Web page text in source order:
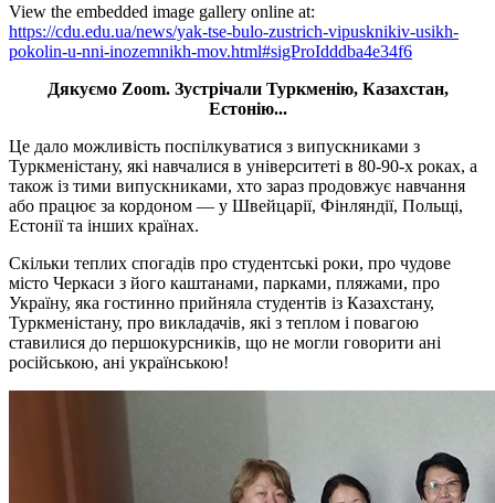
View the embedded image gallery online at:
https://cdu.edu.ua/news/yak-tse-bulo-zustrich-vipusknikiv-usikh-
pokolin-u-nni-inozemnikh-mov.html#sigProIdddba4e34f6
Дякуємо Zoom. Зустрічали Туркменію, Казахстан,
Естонію...
Це дало можливість поспілкуватися з випускниками з
Туркменістану, які навчалися в університеті в 80-90-х роках, а
також із тими випускниками, хто зараз продовжує навчання
або працює за кордоном — у Швейцарії, Фінляндії, Польщі,
Естонії та інших країнах.
Скільки теплих спогадів про студентські роки, про чудове
місто Черкаси з його каштанами, парками, пляжами, про
Україну, яка гостинно прийняла студентів із Казахстану,
Туркменістану, про викладачів, які з теплом і повагою
ставилися до першокурсників, що не могли говорити ані
російською, ані українською!